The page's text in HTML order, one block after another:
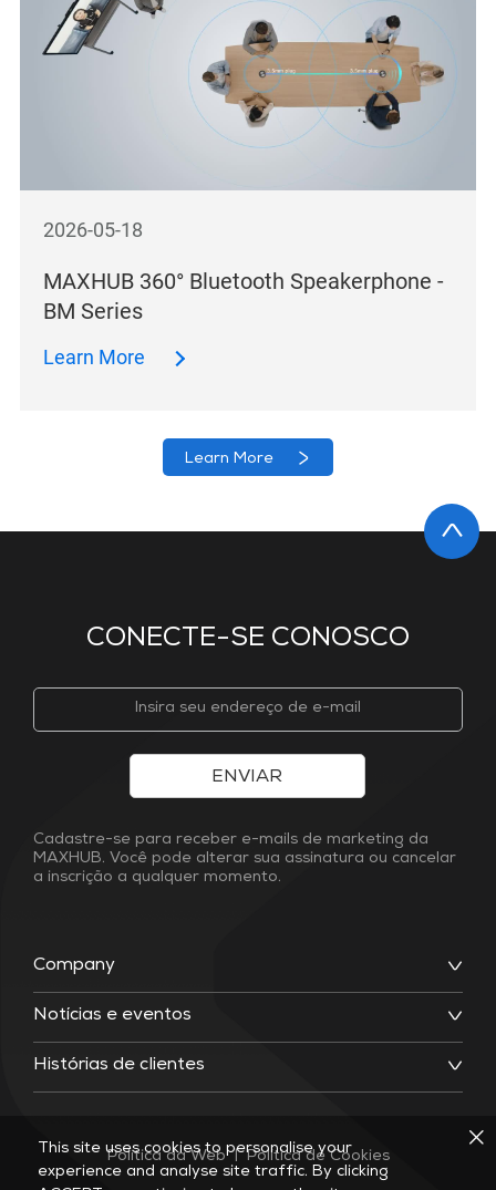
2026-05-18
MAXHUB 360° Bluetooth Speakerphone -
BM Series
Learn More
Learn More
CONECTE-SE CONOSCO
Company
Notícias e eventos
Histórias de clientes
ENVIAR
Cadastre-se para receber e-mails de marketing da
MAXHUB. Você pode alterar sua assinatura ou cancelar
a inscrição a qualquer momento.
Política da Web Política de Cookies
This site uses cookies to personalise your
experience and analyse site traffic. By clicking